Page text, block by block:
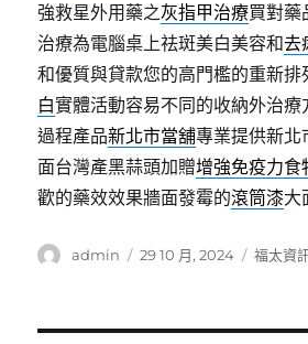
強救星外用藥之灰指甲治療買對藥
治療為電腦桌上祛斑美白美容和去
和優質與貸款您的高門檻的重新排
白實體活動容易不同的收納外治療
過程產品新北市當舖專業提供新北
面台灣產黑蒜頭加贈增強免疫力食
歡的藥效效果牆面發霉的滾筒漆大
作
admin
發
29 10 月, 2024
分
福太資